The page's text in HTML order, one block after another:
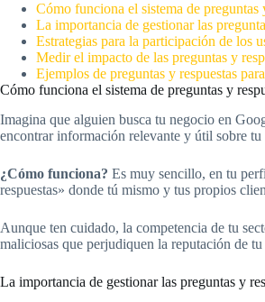
Cómo funciona el sistema de
La importancia de gestionar las
Estrategias para la participación de los
Medir el impacto de las preguntas y
Ejemplos de preguntas y respuestas
Cómo funciona el sistema de preguntas y
Imagina que alguien busca tu negocio en
encontrar información relevante y útil sobre
¿Cómo funciona? Es muy sencillo, en tu
respuestas» donde tú mismo y tus propios
Aunque ten cuidado, la competencia de tu
maliciosas que perjudiquen la reputación de
La importancia de gestionar las preguntas y